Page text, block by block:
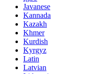
Javanese
Kannada
Kazakh
Khmer
Kurdish
Kyrgyz
Latin
Latvian